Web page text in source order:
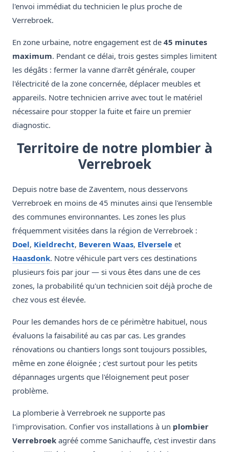
l'envoi immédiat du technicien le plus proche de
Verrebroek.
En zone urbaine, notre engagement est de 45 minutes
maximum. Pendant ce délai, trois gestes simples limitent
les dégâts : fermer la vanne d'arrêt générale, couper
l'électricité de la zone concernée, déplacer meubles et
appareils. Notre technicien arrive avec tout le matériel
nécessaire pour stopper la fuite et faire un premier
diagnostic.
Territoire de notre plombier à
Verrebroek
Depuis notre base de Zaventem, nous desservons
Verrebroek en moins de 45 minutes ainsi que l'ensemble
des communes environnantes. Les zones les plus
fréquemment visitées dans la région de Verrebroek :
Doel, Kieldrecht, Beveren Waas, Elversele et
Haasdonk. Notre véhicule part vers ces destinations
plusieurs fois par jour — si vous êtes dans une de ces
zones, la probabilité qu'un technicien soit déjà proche de
chez vous est élevée.
Pour les demandes hors de ce périmètre habituel, nous
évaluons la faisabilité au cas par cas. Les grandes
rénovations ou chantiers longs sont toujours possibles,
même en zone éloignée ; c'est surtout pour les petits
dépannages urgents que l'éloignement peut poser
problème.
La plomberie à Verrebroek ne supporte pas
l'improvisation. Confier vos installations à un plombier
Verrebroek agréé comme Sanichauffe, c'est investir dans